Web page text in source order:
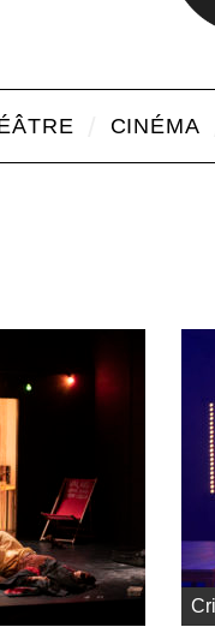
CINÉMA